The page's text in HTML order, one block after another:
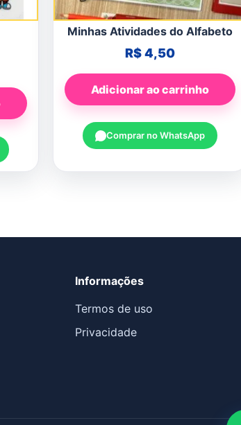
Minhas Atividades do Alfabeto
R$4,50
Adicionar ao carrinho
Comprar no WhatsApp
Informações
Termos de uso
Privacidade